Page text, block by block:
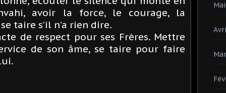
avoir la force, le courage, la
taire s’il n’a rien dire.
de respect pour ses Frères. Mettre
de son âme, se taire pour faire
Mai